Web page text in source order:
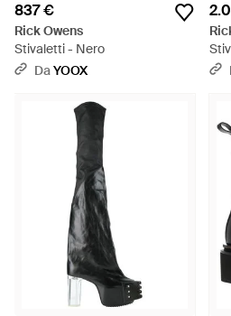
837 €
Rick Owens
Stivaletti - Nero
DaYOOX